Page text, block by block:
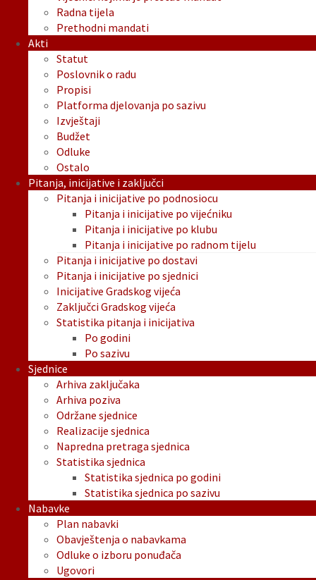
Radna tijela
Prethodni mandati
Akti
Statut
Poslovnik o radu
Propisi
Platforma djelovanja po sazivu
Izvještaji
Budžet
Odluke
Ostalo
Pitanja, inicijative i zaključci
Pitanja i inicijative po podnosiocu
Pitanja i inicijative po vijećniku
Pitanja i inicijative po klubu
Pitanja i inicijative po radnom tijelu
Pitanja i inicijative po dostavi
Pitanja i inicijative po sjednici
Inicijative Gradskog vijeća
Zaključci Gradskog vijeća
Statistika pitanja i inicijativa
Po godini
Po sazivu
Sjednice
Arhiva zaključaka
Arhiva poziva
Održane sjednice
Realizacije sjednica
Napredna pretraga sjednica
Statistika sjednica
Statistika sjednica po godini
Statistika sjednica po sazivu
Nabavke
Plan nabavki
Obavještenja o nabavkama
Odluke o izboru ponuđača
Ugovori